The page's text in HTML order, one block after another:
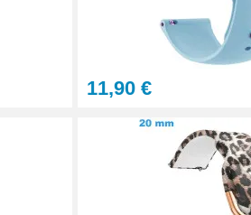
À configurer
Ajouter au panier
11,90 €